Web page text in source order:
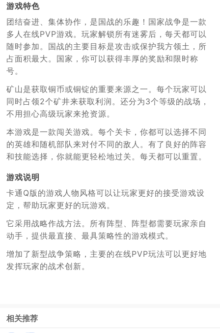
游戏特色
团结奋进、集体协作，是国战的乐趣！国家战争是一款
多人在线PVP游戏。玩家解锁所有迷雾后，每天都可以
随时参加。国战的主要目标是攻击或保护我方领土，所
占面积最大。国家，你可以获得丰厚的奖励和限时称
号。
矿山是获取铜币或铜锭的重要来源之一。每个玩家可以
同时占领2个矿井来获取利润。还分为3个等级的战场，
不用担心高级玩家来抢资源。
本游戏是一款闯关游戏。每个关卡，你都可以选择不同
的英雄和随机部队来对付不同的敌人。有了良好的阵容
和技能选择，你就能更轻松地过关。每天都可以重置。
游戏说明
卡通Q版的游戏人物风格可以让玩家更好的接受游戏设
定，帮助玩家更好的玩游戏。
它采用战略作战方法。所有阵型、阵型都需要玩家亲自
动手，提供最直接、最具策略性的游戏模式。
增加了新型战争策略，主要的在线PVP玩法可以更好地
发挥玩家的战术创新。
相关推荐